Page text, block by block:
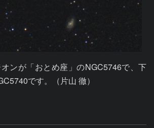
ンが「おとめ座」のNGC5746で、下
です。（片山 徹）